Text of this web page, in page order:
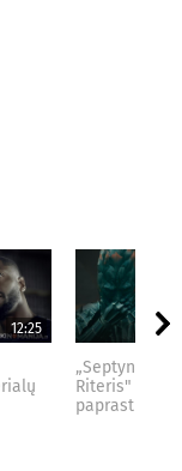
12:25
„Septynių
Riteris" – kai
paprastumas